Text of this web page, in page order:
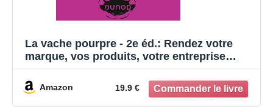
La vache pourpre - 2e éd.: Rendez votre
marque, vos produits, votre entreprise
Amazon 19.9 €